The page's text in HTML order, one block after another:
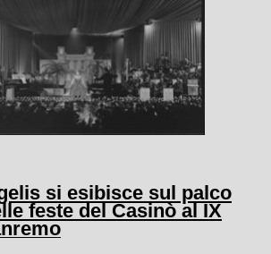
si esibisce sul palco
feste del Casinò al IX